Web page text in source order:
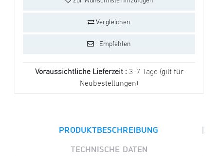
Vergleichen
Empfehlen
Voraussichtliche Lieferzeit : 3-7 Tage (gilt für
Neubestellungen)
PRODUKTBESCHREIBUNG |
TECHNISCHE DATEN